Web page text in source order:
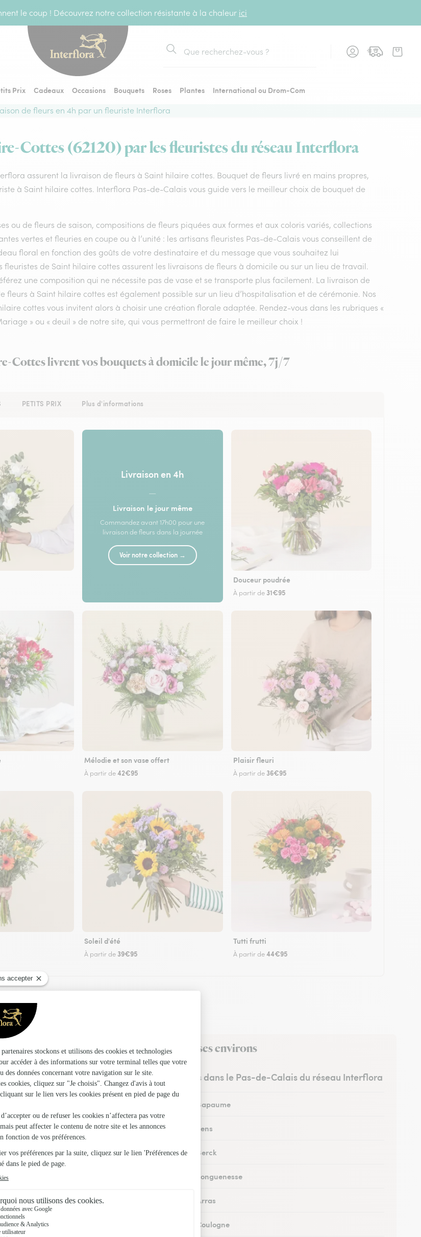
le coup ! Découvrez notre collection résistante à la chaleur ici
Rechercher
Prix Cadeaux Occasions Bouquets Roses Plantes
International ou Drom-Com
de fleurs en 4h par un fleuriste Interflora
Cottes (62120) par les fleuristes du réseau Interflora
assurent la livraison de fleurs à Saint hilaire cottes. Bouquet de fleurs livré en mains propres,
à Saint hilaire cottes. Interflora Pas-de-Calais vous guide vers le meilleur choix de bouquet de
ou de fleurs de saison, compositions de fleurs piquées aux formes et aux coloris variés, collections
vertes et fleuries en coupe ou à l’unité : les artisans fleuristes Pas-de-Calais vous conseillent de
floral en fonction des goûts de votre destinataire et du message que vous souhaitez lui
fleuristes de Saint hilaire cottes assurent les livraisons de fleurs à domicile ou sur un lieu de travail.
une composition qui ne nécessite pas de vase et se transporte plus facilement. La livraison de
fleurs à Saint hilaire cottes est également possible sur un lieu d’hospitalisation et de cérémonie. Nos
cottes vous invitent alors à choisir une création florale adaptée. Rendez-vous dans les rubriques «
» ou « deuil » de notre site, qui vous permettront de faire le meilleur choix !
Cottes livrent vos bouquets à domicile le jour même, 7j/7
PETITS PRIX Plus d'informations
Livraison en 4h
—
Livraison le jour même
Commandez avant 17h00 pour une
livraison de fleurs dans la journée
Voir notre collection →
Douceur poudrée
À partir de 31€95
Mélodie et son vase offert
À partir de42€95
Plaisir fleuri
À partir de 36€95
Soleil d'été
À partir de 39€95
Tutti frutti
À partir de44€95
à Saint-Hilaire-Cottes et dans ses environs
Les fleuristes dans le Pas-de-Calais du réseau Interflora
Fleuristes à Bapaume
Fleuristes à Lens
Fleuristes à Berck
Fleuristes à Longuenesse
Fleuristes à Arras
Fleuristes à Coulogne